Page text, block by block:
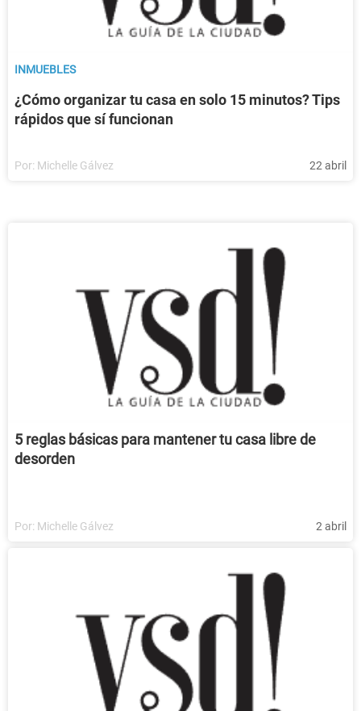
INMUEBLES
¿Cómo organizar tu casa en solo 15 minutos? Tips
rápidos que sí funcionan
Por: Michelle Gálvez 22 abril
5 reglas básicas para mantener tu casa libre de
desorden
Por: Michelle Gálvez 2 abril